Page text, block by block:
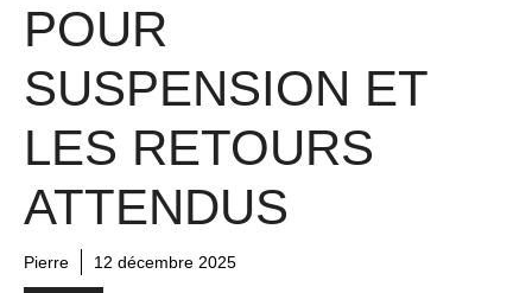
POUR
SUSPENSION ET
LES RETOURS
ATTENDUS
Pierre 12 décembre 2025